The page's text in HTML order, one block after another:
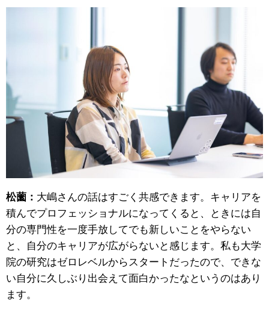
松薗： 大嶋さんの話はすごく共感できます。キャリアを
積んでプロフェッショナルになってくると、ときには自
分の専門性を一度手放してでも新しいことをやらない
と、自分のキャリアが広がらないと感じます。私も大学
院の研究はゼロレベルからスタートだったので、できな
い自分に久しぶり出会えて面白かったなというのはあり
ます。